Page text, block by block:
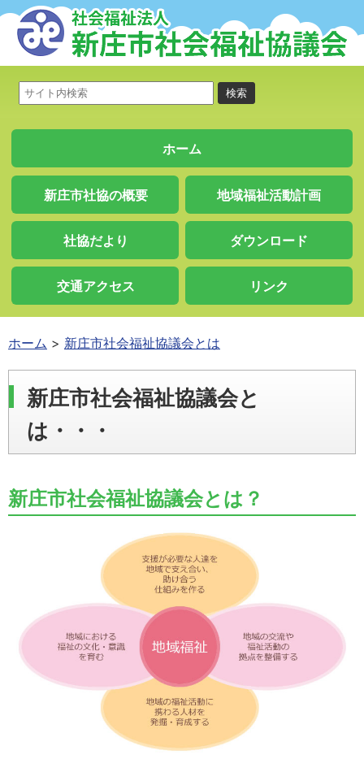
ホーム
新庄市社協の概要 地域福祉活動計画
社協だより ダウンロード
交通アクセス リンク
ホーム 新庄市社会福祉協議会とは
新庄市社会福祉協議会と
は・・・
新庄市社会福祉協議会とは？